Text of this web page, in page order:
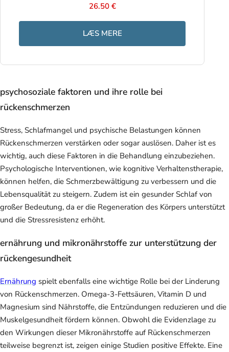
26.50 €
LÆS MERE
psychosoziale faktoren und ihre rolle bei
rückenschmerzen
Stress, Schlafmangel und psychische Belastungen können
Rückenschmerzen verstärken oder sogar auslösen. Daher ist es
wichtig, auch diese Faktoren in die Behandlung einzubeziehen.
Psychologische Interventionen, wie kognitive Verhaltenstherapie,
können helfen, die Schmerzbewältigung zu verbessern und die
Lebensqualität zu steigern. Zudem ist ein gesunder Schlaf von
großer Bedeutung, da er die Regeneration des Körpers unterstützt
und die Stressresistenz erhöht.
ernährung und mikronährstoffe zur unterstützung der
rückengesundheit
Ernährung spielt ebenfalls eine wichtige Rolle bei der Linderung
von Rückenschmerzen. Omega-3-Fettsäuren, Vitamin D und
Magnesium sind Nährstoffe, die Entzündungen reduzieren und die
Muskelgesundheit fördern können. Obwohl die Evidenzlage zu
den Wirkungen dieser Mikronährstoffe auf Rückenschmerzen
teilweise begrenzt ist, zeigen einige Studien positive Effekte. Eine